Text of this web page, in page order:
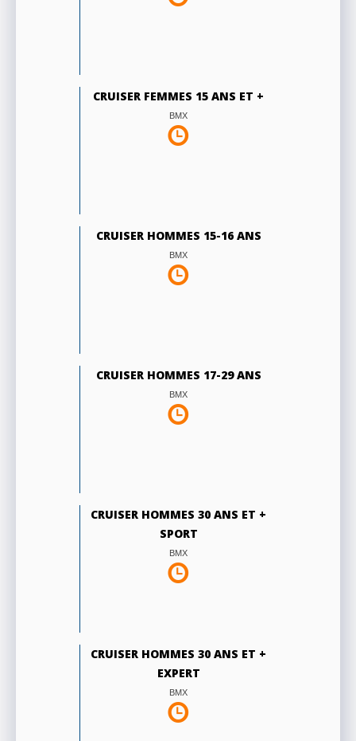
CRUISER FEMMES 15 ANS ET +
BMX
CRUISER HOMMES 15-16 ANS
BMX
CRUISER HOMMES 17-29 ANS
BMX
CRUISER HOMMES 30 ANS ET +
SPORT
BMX
CRUISER HOMMES 30 ANS ET +
EXPERT
BMX